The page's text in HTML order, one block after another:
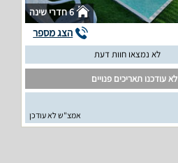
6 חדרי שינה
הצג מספר
לא נמצאו חוות דעת
לא עודכנו תאריכים פנויים
אמצ"ש לא עודכן